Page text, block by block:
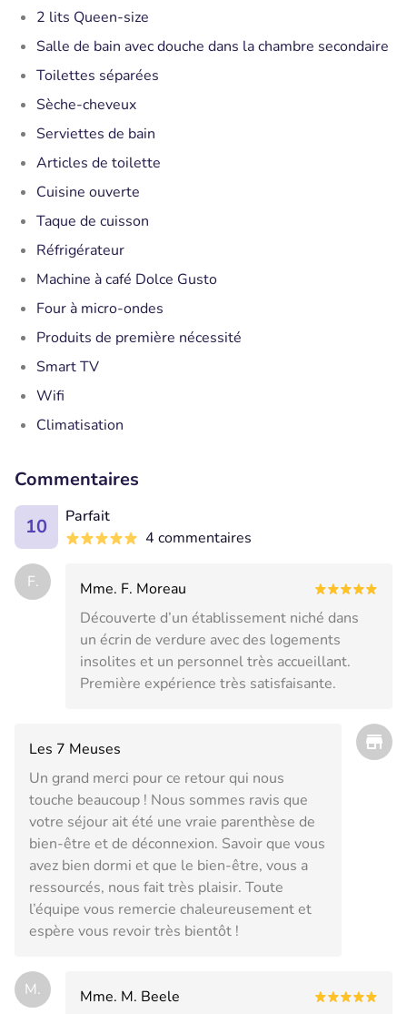
2 lits Queen-size
Salle de bain avec douche dans la chambre secondaire
Toilettes séparées
Sèche-cheveux
Serviettes de bain
Articles de toilette
Cuisine ouverte
Taque de cuisson
Réfrigérateur
Machine à café Dolce Gusto
Four à micro-ondes
Produits de première nécessité
Smart TV
Wifi
Climatisation
Commentaires
10
Parfait
4 commentaires
F.
Mme. F. Moreau
Découverte d’un établissement niché dans
un écrin de verdure avec des logements
insolites et un personnel très accueillant.
Première expérience très satisfaisante.
Les 7 Meuses
Un grand merci pour ce retour qui nous
touche beaucoup ! Nous sommes ravis que
votre séjour ait été une vraie parenthèse de
bien-être et de déconnexion. Savoir que vous
avez bien dormi et que le bien-être, vous a
ressourcés, nous fait très plaisir. Toute
l’équipe vous remercie chaleureusement et
espère vous revoir très bientôt !
M.
Mme. M. Beele